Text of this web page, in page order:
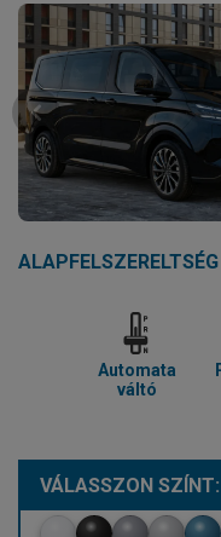
Automata
váltó
VÁLASSZON SZÍNT: